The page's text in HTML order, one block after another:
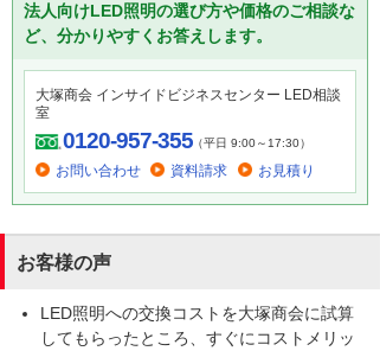
法人向けLED照明の選び方や価格のご相談な
ど、分かりやすくお答えします。
大塚商会 インサイドビジネスセンター LED相談
室
0120-957-355（平日 9:00～17:30）
お問い合わせ 資料請求 お見積り
お客様の声
LED照明への交換コストを大塚商会に試算
してもらったところ、すぐにコストメリッ